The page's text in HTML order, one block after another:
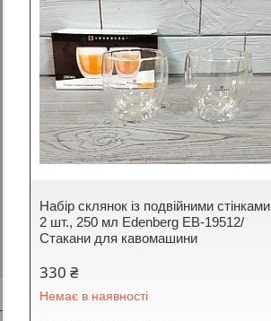
Набір склянок із подвійними стінками
2 шт., 250 мл Edenberg EB-19512/
Стакани для кавомашини
330 ₴
Немає в наявності